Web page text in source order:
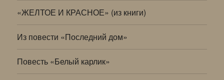
«ЖЕЛТОЕ И КРАСНОЕ» (из книги)
Из повести «Последний дом»
Повесть «Белый карлик»